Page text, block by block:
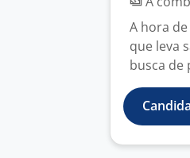
A hora
que leva
busca de